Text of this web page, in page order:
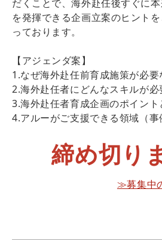
だくことで、海外赴任後すぐに
を発揮できる企画立案のヒント
っております。
【アジェンダ案】
1.なぜ海外赴任前育成施策が必要
2.海外赴任者にどんなスキルが必
3.海外赴任者育成企画のポイント
4.アルーがご支援できる領域（事
締め切り
≫募集中